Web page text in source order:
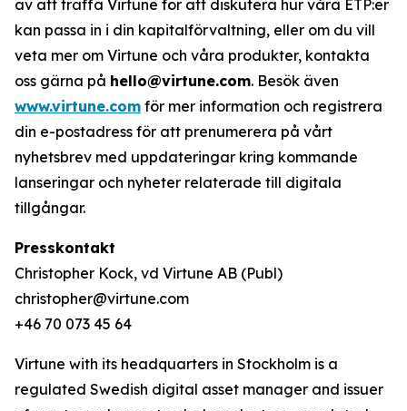
av att träffa Virtune för att diskutera hur våra ETP:er
kan passa in i din kapitalförvaltning, eller om du vill
veta mer om Virtune och våra produkter, kontakta
oss gärna på hello@virtune.com. Besök även
www.virtune.com för mer information och registrera
din e-postadress för att prenumerera på vårt
nyhetsbrev med uppdateringar kring kommande
lanseringar och nyheter relaterade till digitala
tillgångar.
Presskontakt
Christopher Kock, vd Virtune AB (Publ)
christopher@virtune.com
+46 70 073 45 64
Virtune with its headquarters in Stockholm is a
regulated Swedish digital asset manager and issuer